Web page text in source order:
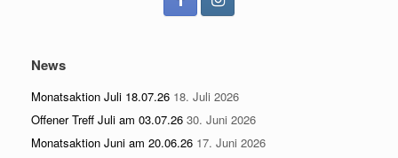
News
Monatsaktion Juli 18.07.26 18. Juli 2026
Offener Treff Juli am 03.07.26 30. Juni 2026
Monatsaktion Juni am 20.06.26 17. Juni 2026